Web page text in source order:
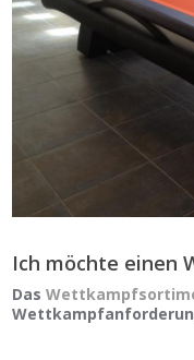
Ich möchte einen
Das